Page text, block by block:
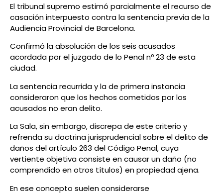
El tribunal supremo estimó parcialmente el recurso de
casación interpuesto contra la sentencia previa de la
Audiencia Provincial de Barcelona.
Confirmó la absolución de los seis acusados
acordada por el juzgado de lo Penal nº 23 de esta
ciudad.
La sentencia recurrida y la de primera instancia
consideraron que los hechos cometidos por los
acusados no eran delito.
La Sala, sin embargo, discrepa de este criterio y
refrenda su doctrina jurisprudencial sobre el delito de
daños del artículo 263 del Código Penal, cuya
vertiente objetiva consiste en causar un daño (no
comprendido en otros títulos) en propiedad ajena.
En ese concepto suelen considerarse